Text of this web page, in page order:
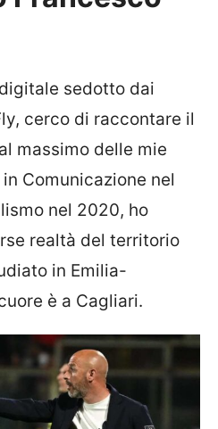
sedotto dai
cerco di raccontare il
massimo delle mie
Comunicazione nel
nel 2020, ho
realtà del territorio
in Emilia-
è a Cagliari.